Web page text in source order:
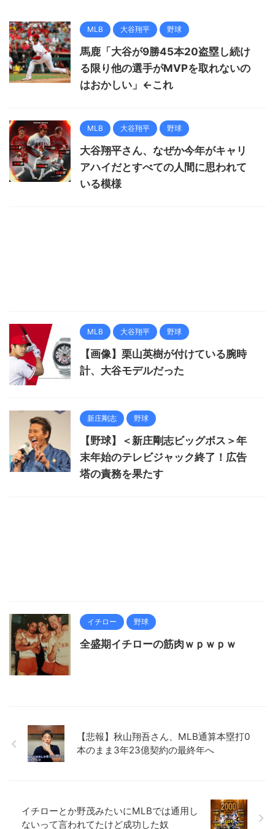
MLB 大谷翔平 野球
馬鹿「大谷が9勝45本20盗塁し続け
る限り他の選手がMVPを取れないの
はおかしい」←これ
MLB 大谷翔平 野球
大谷翔平さん、なぜか今年がキャリ
アハイだとすべての人間に思われて
いる模様
MLB 大谷翔平 野球
【画像】栗山英樹が付けている腕時
計、大谷モデルだった
新庄剛志 野球
【野球】＜新庄剛志ビッグボス＞年
末年始のテレビジャック終了！広告
塔の責務を果たす
イチロー 野球
全盛期イチローの筋肉ｗｐｗｐｗ
【悲報】秋山翔吾さん、MLB通算本塁打0
本のまま3年23億契約の最終年へ
イチローとか野茂みたいにMLBでは通用し
ないって言われてたけど成功した奴